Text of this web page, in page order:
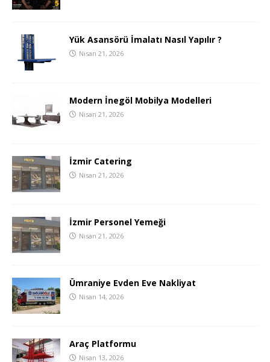
Yük Asansörü İmalatı Nasıl Yapılır ?
Nisan 21, 2026
Modern İnegöl Mobilya Modelleri
Nisan 21, 2026
İzmir Catering
Nisan 21, 2026
İzmir Personel Yemeği
Nisan 21, 2026
Ümraniye Evden Eve Nakliyat
Nisan 14, 2026
Araç Platformu
Nisan 13, 2026